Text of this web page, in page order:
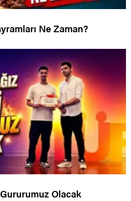
Ne Zaman?
Olacak